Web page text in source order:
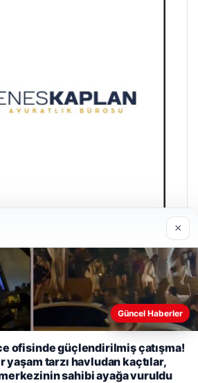
Bürosu
Haberler
ve geliştirmek amacıyla çerezler
×
Güncel Haberler
ofisinde güçlendirilmiş çatışma!
yaşam tarzı havludan kaçtılar,
sahibi ayağa vuruldu